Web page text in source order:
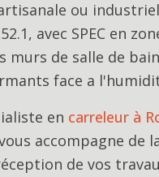
ou
avec SPEC en
murs de salle de
face a
en carreleur à
accompagne de
de vos